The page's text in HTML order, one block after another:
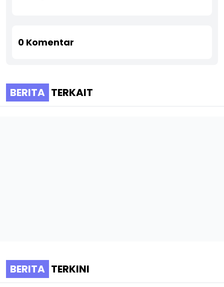
0 Komentar
BERITA TERKAIT
BERITA TERKINI